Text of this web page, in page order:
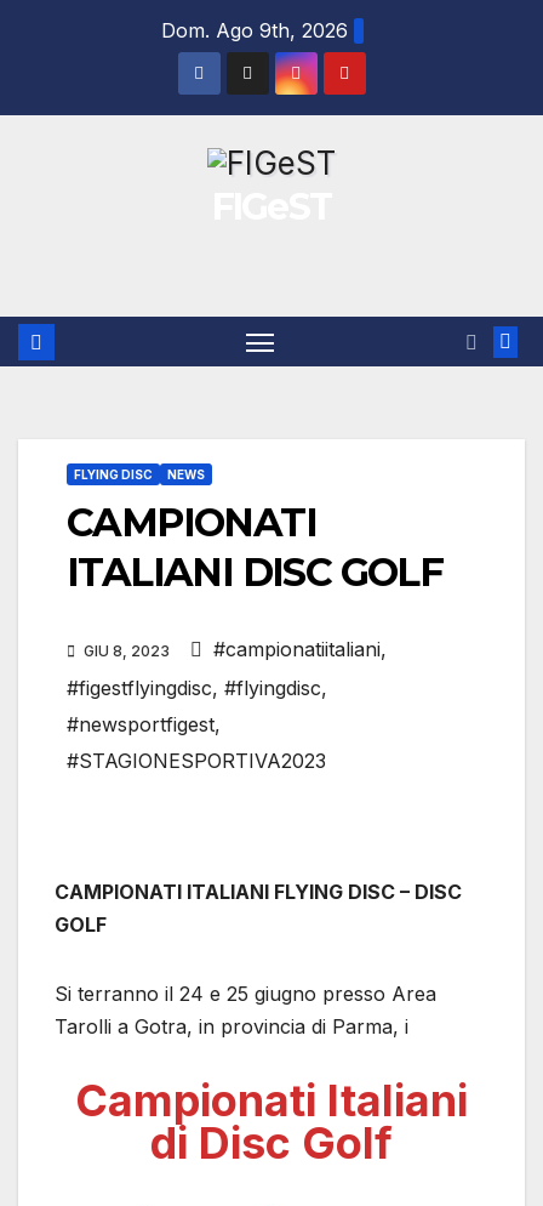
Dom. Ago 9th, 2026
FLYING DISC NEWS
CAMPIONATI
ITALIANI DISC GOLF
GIU 8, 2023 #campionatiitaliani,
#figestflyingdisc, #flyingdisc,
#newsportfigest,
#STAGIONESPORTIVA2023
CAMPIONATI ITALIANI FLYING DISC – DISC
GOLF
Si terranno il 24 e 25 giugno presso Area
Tarolli a Gotra, in provincia di Parma, i
Campionati Italiani
di Disc Golf